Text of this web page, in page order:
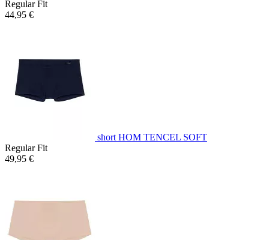
Regular Fit
44,95 €
short HOM TENCEL SOFT
Regular Fit
49,95 €